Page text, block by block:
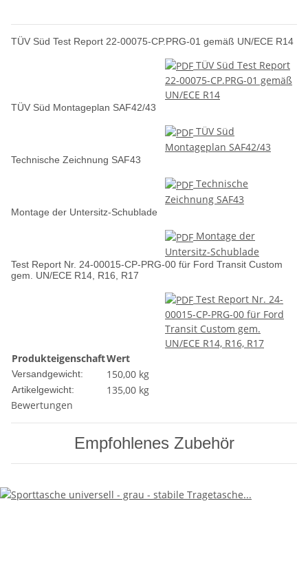
TÜV Süd Test Report 22-00075-CP.PRG-01 gemäß UN/ECE R14
TÜV Süd Test Report
22-00075-CP.PRG-01 gemäß
UN/ECE R14
TÜV Süd Montageplan SAF42/43
TÜV Süd
Montageplan SAF42/43
Technische Zeichnung SAF43
Technische
Zeichnung SAF43
Montage der Untersitz-Schublade
Montage der
Untersitz-Schublade
Test Report Nr. 24-00015-CP-PRG-00 für Ford Transit Custom
gem. UN/ECE R14, R16, R17
Test Report Nr. 24-
00015-CP-PRG-00 für Ford
Transit Custom gem.
UN/ECE R14, R16, R17
ProdukteigenschaftWert
Versandgewicht: 150,00 kg
Artikelgewicht: 135,00 kg
Bewertungen
Empfohlenes Zubehör